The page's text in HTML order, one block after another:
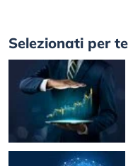
Selezionati per te